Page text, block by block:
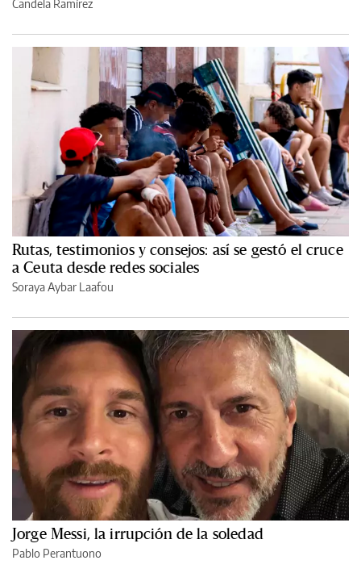
Candela Ramírez
Rutas, testimonios y consejos: así se gestó el cruce
a Ceuta desde redes sociales
Soraya Aybar Laafou
Jorge Messi, la irrupción de la soledad
Pablo Perantuono